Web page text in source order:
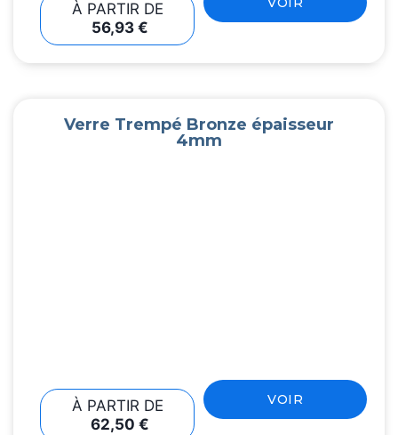
À PARTIR DE
56,93 €
Verre Trempé Bronze épaisseur
4mm
À PARTIR DE
62,50 €
VOIR